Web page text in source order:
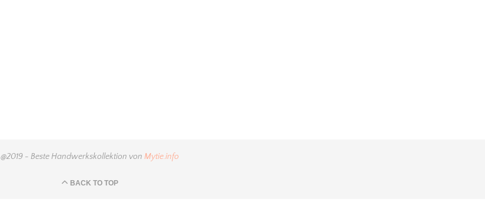
@2019 - Beste Handwerkskollektion von Mytie.info
BACK TO TOP